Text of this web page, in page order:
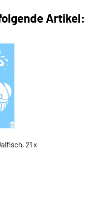
Artikel:
21 x